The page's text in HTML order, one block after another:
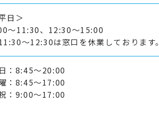
日＞
～11:30、12:30～15:00
～12:30は窓口を休業しております。
：8:45～20:00
：8:45～17:00
：9:00～17:00